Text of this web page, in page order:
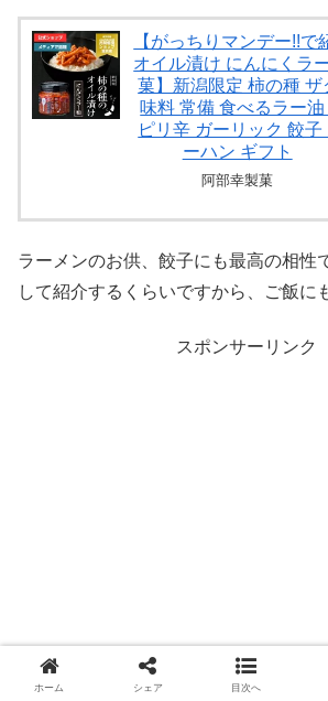
【がっちりマンデー!!で
オイル漬け にんにくラ
菓】新潟限定 柿の種 ザ
味料 常備 食べるラー
ピリ辛 ガーリック 餃子
ーハン ギフト
阿部幸製菓
ラーメンのお供、餃子にも最高の相性
して紹介するくらいですから、ご飯に
スポンサーリンク
ホーム シェア 目次へ